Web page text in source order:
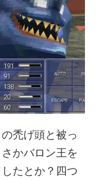
禿げ頭と被っ
かバロン王を
たとか？四つ